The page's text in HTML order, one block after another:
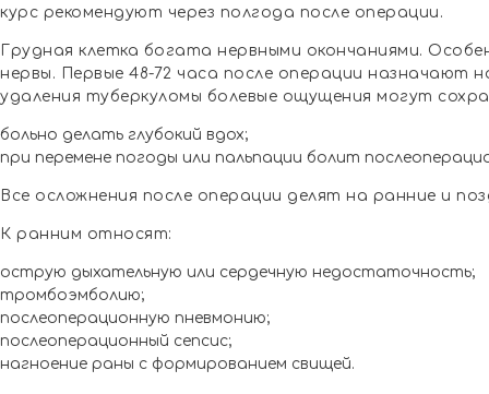
курс рекомендуют через полгода после операции.
Грудная клетка богата нервными окончаниями.
нервы. Первые 48-72 часа после операции назначают
удаления туберкуломы болевые ощущения могут
больно делать глубокий вдох;
при перемене погоды или пальпации болит
Все осложнения после операции делят на ранние и
К ранним относят:
острую дыхательную или сердечную недостаточность;
тромбоэмболию;
послеоперационную пневмонию;
послеоперационный сепсис;
нагноение раны с формированием свищей.